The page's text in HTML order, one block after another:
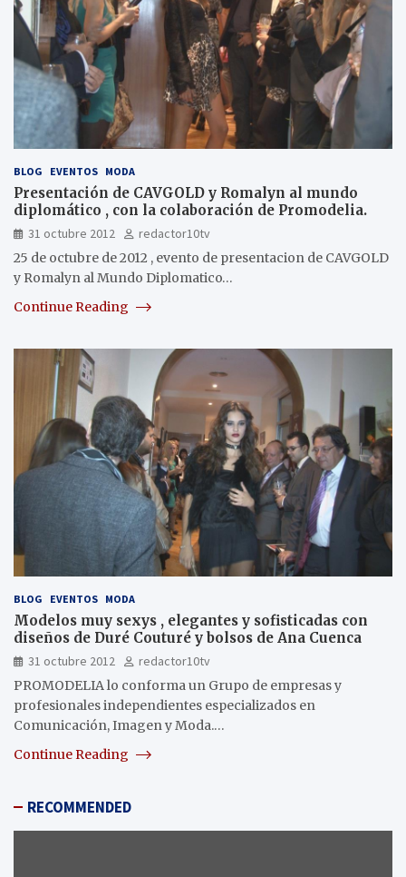
BLOG EVENTOS MODA
Presentación de CAVGOLD y Romalyn al mundo
diplomático , con la colaboración de Promodelia.
31 octubre 2012
redactor10tv
25 de octubre de 2012 , evento de presentacion de CAVGOLD
y Romalyn al Mundo Diplomatico…
Continue Reading
BLOG EVENTOS MODA
Modelos muy sexys , elegantes y sofisticadas con
diseños de Duré Couturé y bolsos de Ana Cuenca
31 octubre 2012
redactor10tv
PROMODELIA lo conforma un Grupo de empresas y
profesionales independientes especializados en
Comunicación, Imagen y Moda.…
Continue Reading
RECOMMENDED